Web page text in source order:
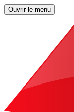
Ouvrir le menu